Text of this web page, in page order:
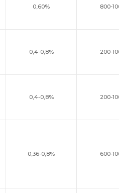
0,60% 800-
0,4-0,8% 200-
0,4-0,8% 200-
0,36-0,8% 600-